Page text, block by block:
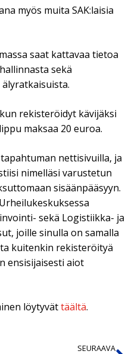
myös muita SAK:laisia
saat kattavaa tietoa
sekä
rekisteröidyt kävijäksi
maksaa 20 euroa.
nettisivuilla, ja
nimelläsi varustetun
sisäänpääsyyn.
sekä Logistiikka- ja
joille sinulla on samalla
kuitenkin rekisteröityä
ensisijaisesti aiot
löytyvättäältä.
SEURAAVA